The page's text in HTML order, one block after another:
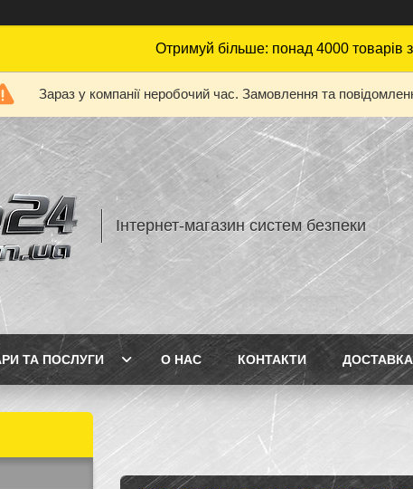
Отримуй більше: понад 4000 товарів
Зараз у компанії неробочий час. Замовлення та
Інтернет-магазин систем безпеки
ТА ПОСЛУГИ О НАС КОНТАКТИ